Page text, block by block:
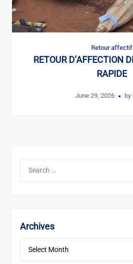
Retour affectif
RETOUR D’AFFECTION
RAPIDE
June 29, 2026 by
Archives